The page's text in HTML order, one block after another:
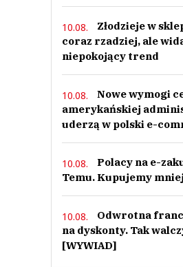
10.08.
Złodzieje w
coraz rzadziej, ale
niepokojący trend
10.08.
Nowe wymogi
amerykańskiej
uderzą w polski e-
10.08.
Polacy na e-
Temu. Kupujemy
10.08.
Odwrotna
na dyskonty. Tak
[WYWIAD]